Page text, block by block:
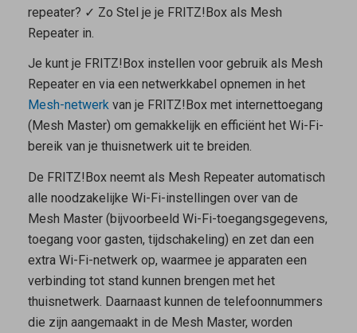
repeater? ✓ Zo Stel je je FRITZ!Box als Mesh
Repeater in.
Je kunt je FRITZ!Box instellen voor gebruik als Mesh
Repeateren via een netwerkkabel opnemen in het
Mesh-netwerkvan je FRITZ!Box met internettoegang
( Mesh Master) om gemakkelijk en efficiënt het Wi-Fi-
bereik van je thuisnetwerk uit te breiden.
De FRITZ!Box neemt als Mesh Repeaterautomatisch
alle noodzakelijke Wi-Fi-instellingen over van de
Mesh Master(bijvoorbeeld Wi-Fi-toegangsgegevens,
toegang voor gasten, tijdschakeling) en zet dan een
extra Wi-Fi-netwerk op, waarmee je apparaten een
verbinding tot stand kunnen brengen met het
thuisnetwerk. Daarnaast kunnen de telefoonnummers
die zijn aangemaakt in de Mesh Master, worden